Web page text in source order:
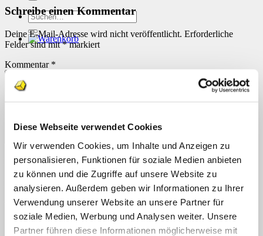
Diese Webseite verwendet Cookies
Wir verwenden Cookies, um Inhalte und Anzeigen zu
personalisieren, Funktionen für soziale Medien anbieten
zu können und die Zugriffe auf unsere Website zu
analysieren. Außerdem geben wir Informationen zu Ihrer
Verwendung unserer Website an unsere Partner für
soziale Medien, Werbung und Analysen weiter. Unsere
Partner führen diese Informationen möglicherweise mit
Suchen
nach:
Schreibe einen Kommentar
Deine E-Mail-Adresse wird nicht veröffentlicht. Erforderliche
Felder sind mit*markiert
Kommentar *
Name*
E-Mail-Adresse *
Website
Name, E-Mail-Adresse und Website in diesem Browser für